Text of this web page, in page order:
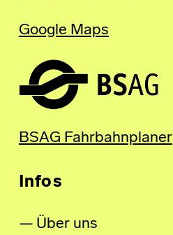
Google Maps
BSAG Fahrbahnplaner
Infos
Über uns